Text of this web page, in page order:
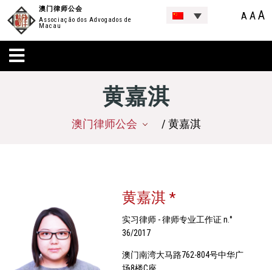
澳门律师公会
Associação dos Advogados de
Macau
A AA
黄嘉淇
澳门律师公会 / 黄嘉淇
黄嘉淇 *
实习律师 - 律师专业工作证 n.°
36/2017
澳门南湾大马路762-804号中华广